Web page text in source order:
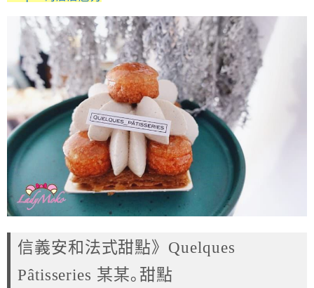
信義安和法式甜點》Quelques
Pâtisseries 某某｡甜點